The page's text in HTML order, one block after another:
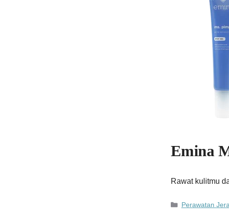
Emina
Rawat kulitmu
Kategori
Perawatan